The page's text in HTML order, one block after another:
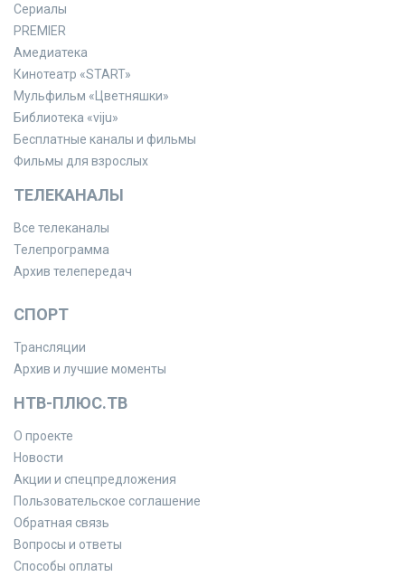
Сериалы
PREMIER
Амедиатека
Кинотеатр «START»
Мульфильм «Цветняшки»
Библиотека «viju»
Бесплатные каналы и фильмы
Фильмы для взрослых
ТЕЛЕКАНАЛЫ
Все телеканалы
Телепрограмма
Архив телепередач
СПОРТ
Трансляции
Архив и лучшие моменты
НТВ-ПЛЮС.ТВ
О проекте
Новости
Акции и спецпредложения
Пользовательское соглашение
Обратная связь
Вопросы и ответы
Способы оплаты